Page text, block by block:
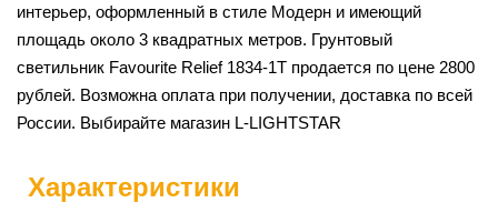
интерьер, оформленный в стиле Модерн и имеющий
площадь около 3 квадратных метров. Грунтовый
светильник Favourite Relief 1834-1T продается по цене 2800
рублей. Возможна оплата при получении, доставка по всей
России. Выбирайте магазин L-LIGHTSTAR
Характеристики